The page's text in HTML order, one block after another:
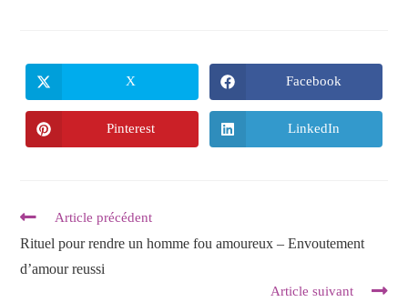
X Facebook
Pinterest LinkedIn
Article précédent
Rituel pour rendre un homme fou amoureux – Envoutement
d’amour reussi
Article suivant